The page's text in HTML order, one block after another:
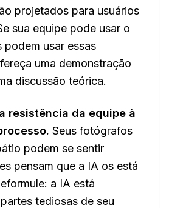
projetados para usuários
sua equipe pode usar o
podem usar essas
uma demonstração
discussão teórica.
resistência da equipe à
Seus fotógrafos
podem se sentir
pensam que a IA os está
a IA está
tediosas de seu